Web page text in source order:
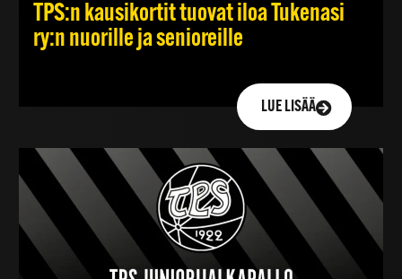
TPS:n kausikortit tuovat iloa Tukenasi
ry:n nuorille ja senioreille
LUE LISÄÄ